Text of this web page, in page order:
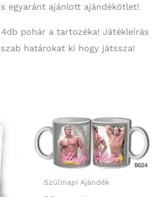
egyaránt ajánlott ajándékötlet!
pohár a tartozéka! Játékleírás
határokat ki hogy játssza!
Szülinapi Ajándék